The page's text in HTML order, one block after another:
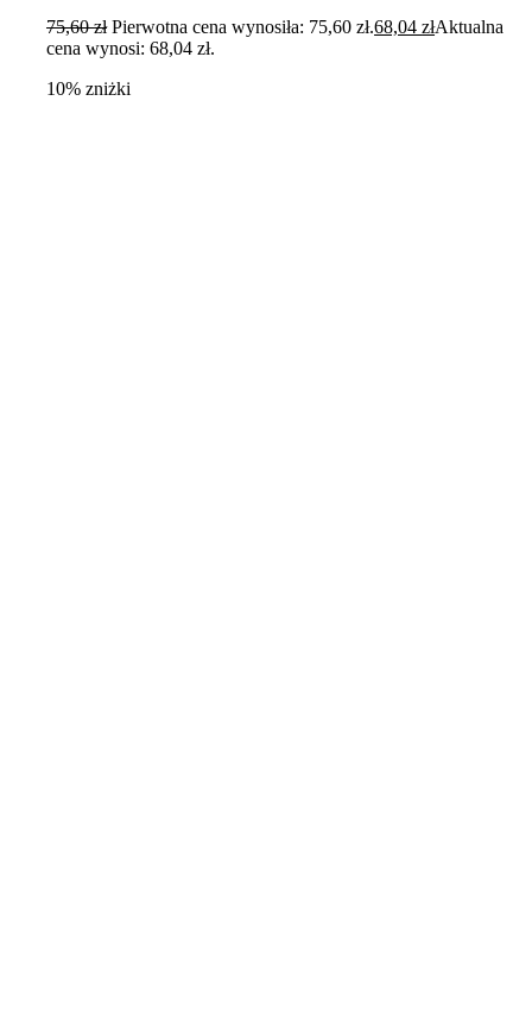
75,60zł Pierwotna cena wynosiła: 75,60 zł.68,04złAktualna
cena wynosi: 68,04 zł.
10% zniżki